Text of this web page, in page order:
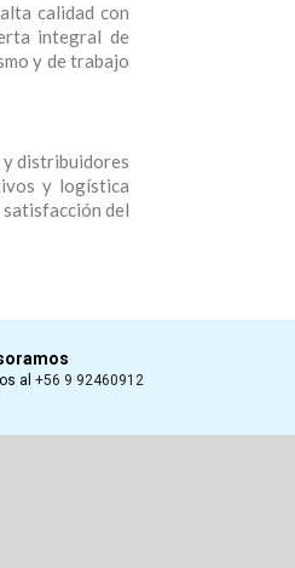
calidad con
integral de
y de trabajo
distribuidores
y logística
del
al+56 9 92460912